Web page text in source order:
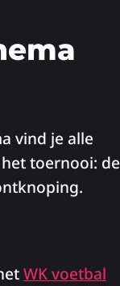
vind je alle
toernooi: de
WK voetbal